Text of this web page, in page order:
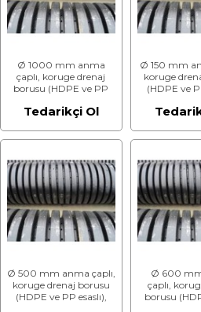
Ø 1000 mm anma
çaplı, koruge drenaj
borusu (HDPE ve PP
Tedarikçi Ol
Ø 150 mm
koruge
(HDPE ve
Ø 500 mm anma çaplı,
koruge drenaj borusu
(HDPE ve PP esaslı),
Ø 600
çaplı,
borusu